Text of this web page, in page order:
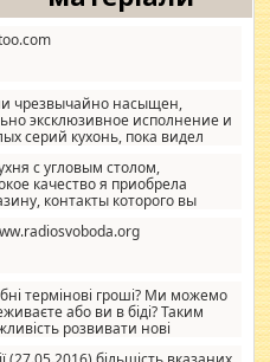
чрезвычайно насыщен,
эксклюзивное исполнение и
серий кухонь, пока видел
и что главное -
наворотов удорожающих
с угловым столом,
качество я приобрела
контакты которого вы
термінові гроші? Ми можемо
або ви в біді? Таким
розвивати нові